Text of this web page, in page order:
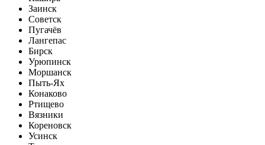
Заинск
Советск
Пугачёв
Лангепас
Бирск
Урюпинск
Моршанск
Пыть-Ях
Конаково
Ртищево
Вязники
Кореновск
Усинск